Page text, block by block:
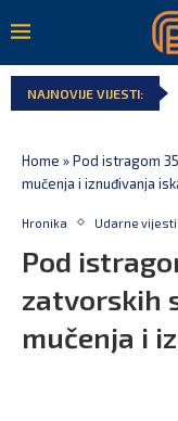
NAJNOVIJE VIJESTI:
Home »Pod istragom
mučenja i iznuđivanja
Hronika Udarne vijesti
Pod
zatvorskih
mučenja i